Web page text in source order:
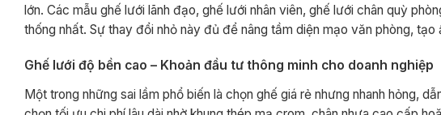
lớn. Các mẫu ghế lưới lãnh đạo, ghế lưới nhân viên, ghế lưới chân quỳ
thống nhất. Sự thay đổi nhỏ này đủ để nâng tầm diện mạo văn phòng,
Ghế lưới độ bền cao – Khoản đầu tư thông minh cho doanh nghiệp
Một trong những sai lầm phổ biến là chọn ghế giá rẻ nhưng nhanh hỏng,